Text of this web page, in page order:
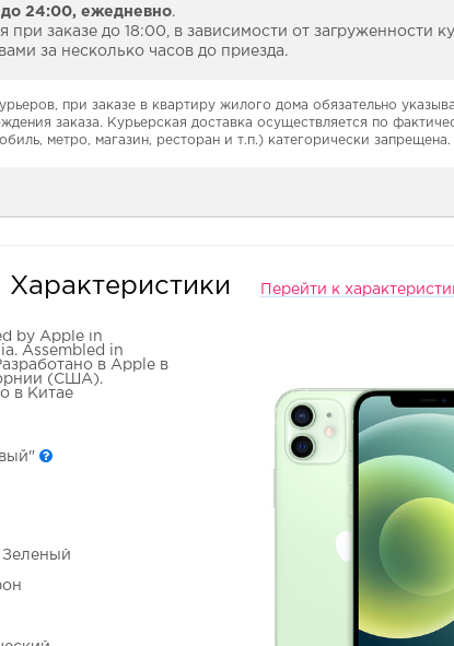
24:00, ежедневно.
заказе до 18:00, в зависимости от загруженности
за несколько часов до приезда.
при заказе в квартиру жилого дома обязательно
заказа. Курьерская доставка осуществляется по
метро, магазин, ресторан и т.п.) категорически запрещена.
Характеристики Перейти к
by Apple in
Assembled in
в Apple в
(США).
в Китае
Зеленый